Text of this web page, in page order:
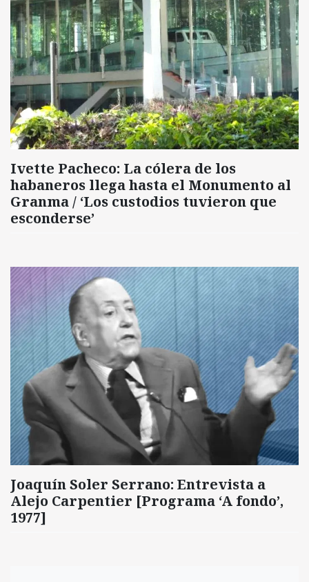
Ivette Pacheco: La cólera de los
habaneros llega hasta el Monumento al
Granma / ‘Los custodios tuvieron que
esconderse’
Joaquín Soler Serrano: Entrevista a
Alejo Carpentier [Programa ‘A fondo’,
1977]